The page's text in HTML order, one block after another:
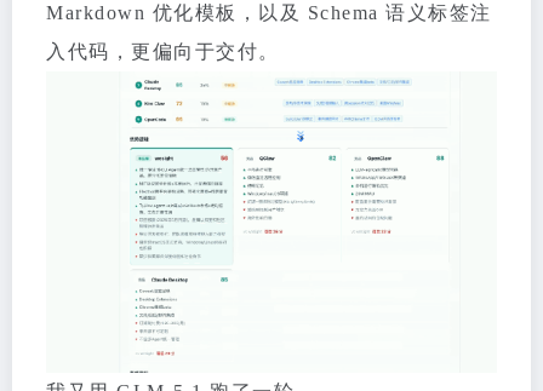
Markdown 优化模板，以及 Schema 语义标签注
入代码，更偏向于交付。